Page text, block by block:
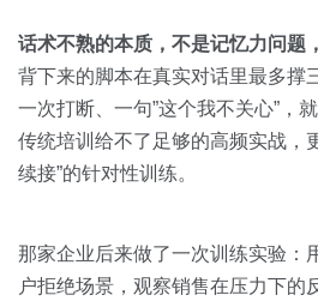
销售人员
销售管理
交易跟进
销售会话智能
话术不熟的本质，不是记忆力问题
背下来的脚本在真实对话里最多撑
一次打断、一句”这个我不关心”，
传统培训给不了足够的高频实战，
续接”的针对性训练。
那家企业后来做了一次训练实验：
户拒绝场景，观察销售在压力下的